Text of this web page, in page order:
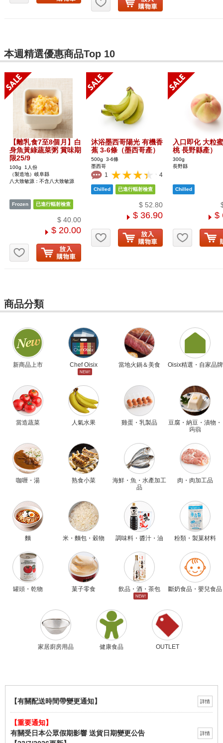
本週精選優惠商品Top 10
【離乳食7至8個月】白
身魚黃綠蔬菜粥 賞味期
限25/9
100g 1人份
（製造地）岐阜縣
八大致敏源：不含八大致敏源
$ 40.00
$ 20.00
お気に入り追加
沐浴墨西哥陽光 有機香
蕉 3-6條（墨西哥產）
500g 3-6條
墨西哥
1 4
$ 52.80
$ 36.90
お気に入り追加
入口即化 大粒
桃 長野縣產）
300g
長野縣
$
お気に入
商品分類
新商品上市 Chef Oisix
NEW!
當地火鍋＆美食 Oisix精選・自家品牌
當造蔬菜 人氣水果 雞蛋・乳製品
豆腐・納豆・漬物・
蒟蒻
咖喱・湯 熟食小菜
海鮮・魚・水產加工
品
肉・肉加工品
麵 米・麵包・穀物 調味料・醬汁・油 粉類・製菓材料
罐頭・乾物 菓子零食 飲品・酒・茶包
NEW!
斷奶食品・嬰兒食品
家居廚房用品 健康食品 OUTLET
【有關配送時間帶變更通知】
【重要通知】
有關受日本公眾假期影響 送貨日期變更公告